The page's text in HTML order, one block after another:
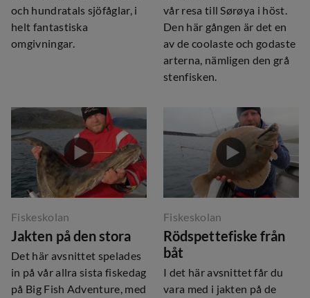
och hundratals sjöfåglar, i
helt fantastiska
omgivningar.
vår resa till Sørøya i höst.
Den här gången är det en
av de coolaste och godaste
arterna, nämligen den grå
stenfisken.
Fiskeskolan
Jakten på den stora
Det här avsnittet spelades
in på vår allra sista fiskedag
på Big Fish Adventure, med
Fiskeskolan
Rödspettefiske från
båt
I det här avsnittet får du
vara med i jakten på de